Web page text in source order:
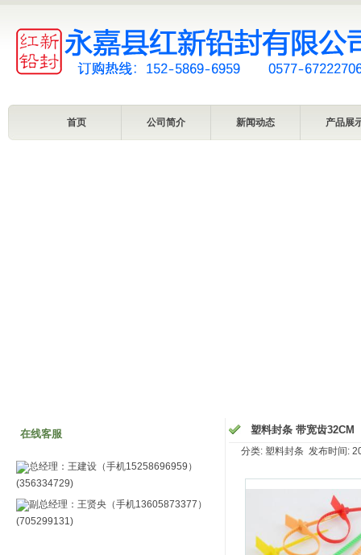
首页 公司简介 新闻动态 产品展
在线客服
总经理：王建设（手机15258696959）
(356334729)
副总经理：王贤央（手机13605873377）
(705299131)
塑料封条 带宽齿32CM
分类: 塑料封条 发布时间: